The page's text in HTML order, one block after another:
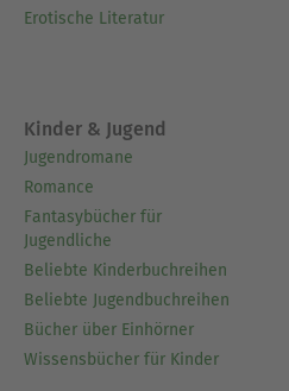
Erotische Literatur
Kinder & Jugend
Jugendromane
Romance
Fantasybücher für
Jugendliche
Beliebte Kinderbuchreihen
Beliebte Jugendbuchreihen
Bücher über Einhörner
Wissensbücher für Kinder